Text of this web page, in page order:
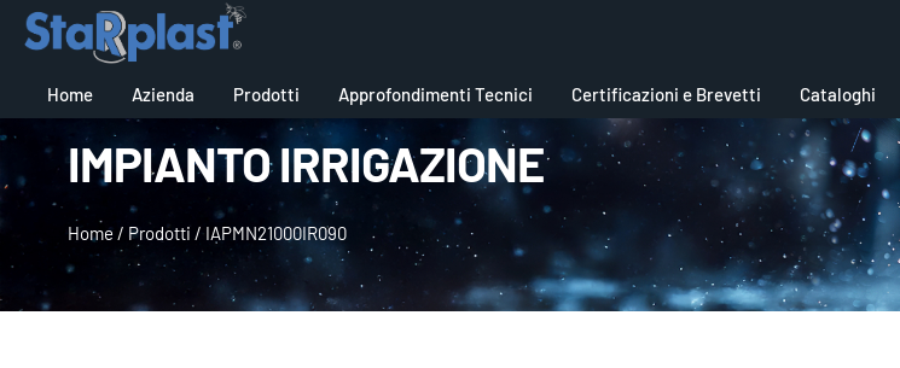
Home Azienda Prodotti Approfondimenti Tecnici Certificazioni e Brevetti Cataloghi
IMPIANTO IRRIGAZIONE
Home / Prodotti / IAPMN21000IR090